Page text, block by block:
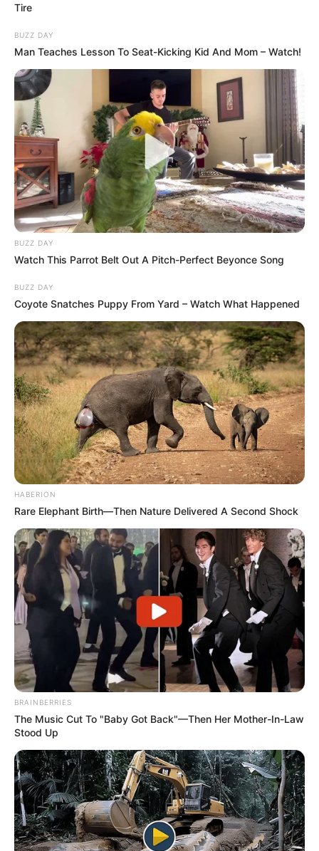
Tire
BUZZ DAY
Man Teaches Lesson To Seat-Kicking Kid And Mom – Watch!
BUZZ DAY
Watch This Parrot Belt Out A Pitch-Perfect Beyonce Song
BUZZ DAY
Coyote Snatches Puppy From Yard – Watch What Happened
HABERION
Rare Elephant Birth—Then Nature Delivered A Second Shock
BRAINBERRIES
The Music Cut To "Baby Got Back"—Then Her Mother-In-Law
Stood Up